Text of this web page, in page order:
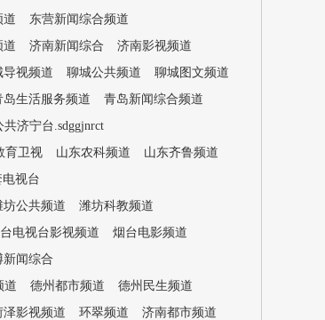
道
东营新闻综合频道
道 济南新闻综合
济南影视频道
导视频道 聊城公共频道
聊城图文频道
岛生活服务频道
青岛新闻综合频道
济宁台.sdggjnrct
育卫视 山东农科频道
山东齐鲁频道
视台
坊公共频道
潍坊科教频道
电视台影视频道
烟台电影频道
新闻综合
道 德州都市频道
德州民生频道
泽影视频道 环翠频道
济南都市频道